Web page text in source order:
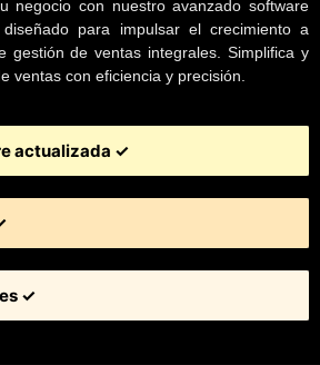
actualizada ✓
✓
negocio con nuestro avanzado software
diseñado para impulsar el crecimiento a
gestión de ventas integrales. Simplifica y
ventas con eficiencia y precisión.